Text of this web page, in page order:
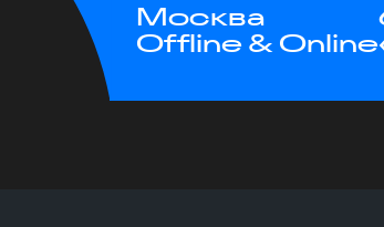
Москва
Offline & Online